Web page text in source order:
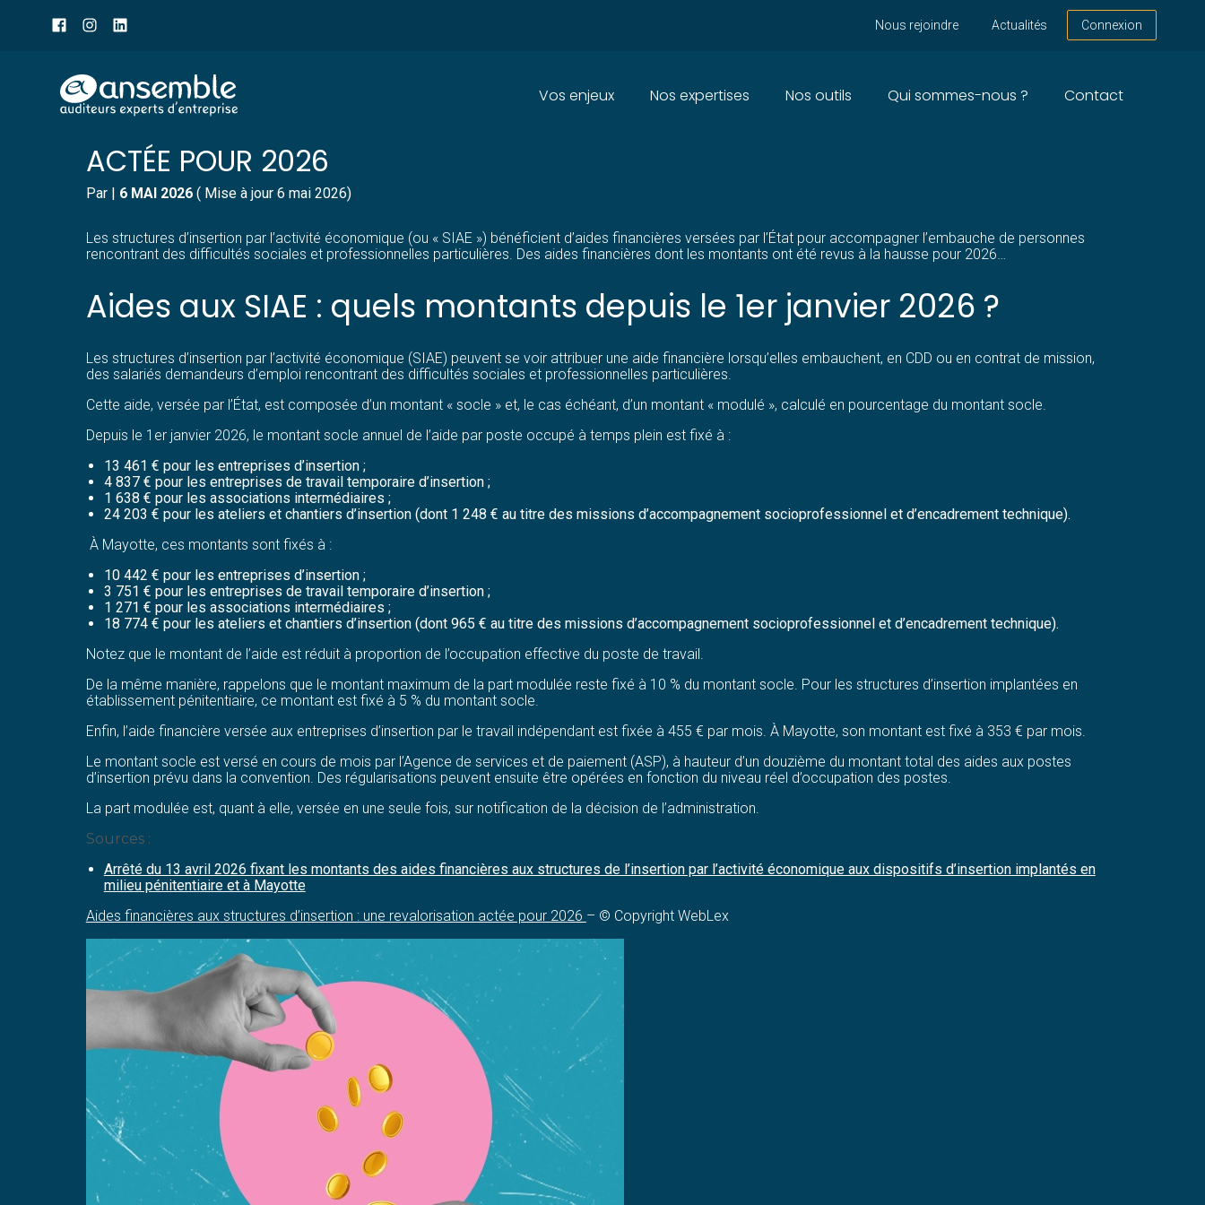
header
Nous rejoindre Actualités Connexion
Aller
au
Principal
Vos enjeux Nos expertises Nos outils Qui sommes-nous ? Contact
AIDES FINANCIÈRES AUX STRUCTURES D’INSERTION : UNE REVALORISATION
ACTÉE POUR 2026
Par | 6 MAI 2026( Mise à jour 6 mai 2026)
Les structures d’insertion par l’activité économique (ou « SIAE ») bénéficient d’aides financières versées par l’État pour accompagner l’embauche de personnes
rencontrant des difficultés sociales et professionnelles particulières. Des aides financières dont les montants ont été revus à la hausse pour 2026…
Aides aux SIAE : quels montants depuis le 1er janvier 2026 ?
Les structures d’insertion par l’activité économique (SIAE) peuvent se voir attribuer une aide financière lorsqu’elles embauchent, en CDD ou en contrat de mission,
des salariés demandeurs d’emploi rencontrant des difficultés sociales et professionnelles particulières.
Cette aide, versée par l’État, est composée d’un montant « socle » et, le cas échéant, d’un montant « modulé », calculé en pourcentage du montant socle.
Depuis le 1er janvier 2026, le montant socle annuel de l’aide par poste occupé à temps plein est fixé à :
13 461 € pour les entreprises d’insertion ;
4 837 € pour les entreprises de travail temporaire d’insertion ;
1 638 € pour les associations intermédiaires ;
24 203 € pour les ateliers et chantiers d’insertion (dont 1 248 € au titre des missions d’accompagnement socioprofessionnel et d’encadrement technique).
À Mayotte, ces montants sont fixés à :
10 442 € pour les entreprises d’insertion ;
3 751 € pour les entreprises de travail temporaire d’insertion ;
1 271 € pour les associations intermédiaires ;
18 774 € pour les ateliers et chantiers d’insertion (dont 965 € au titre des missions d’accompagnement socioprofessionnel et d’encadrement technique).
Notez que le montant de l’aide est réduit à proportion de l’occupation effective du poste de travail.
De la même manière, rappelons que le montant maximum de la part modulée reste fixé à 10 % du montant socle. Pour les structures d’insertion implantées en
établissement pénitentiaire, ce montant est fixé à 5 % du montant socle.
Enfin, l’aide financière versée aux entreprises d’insertion par le travail indépendant est fixée à 455 € par mois. À Mayotte, son montant est fixé à 353 € par mois.
Le montant socle est versé en cours de mois par l’Agence de services et de paiement (ASP), à hauteur d’un douzième du montant total des aides aux postes
d’insertion prévu dans la convention. Des régularisations peuvent ensuite être opérées en fonction du niveau réel d’occupation des postes.
La part modulée est, quant à elle, versée en une seule fois, sur notification de la décision de l’administration.
Sources :
Arrêté du 13 avril 2026 fixant les montants des aides financières aux structures de l’insertion par l’activité économique aux dispositifs d’insertion implantés en
milieu pénitentiaire et à Mayotte
Aides financières aux structures d’insertion : une revalorisation actée pour 2026 – © Copyright WebLex